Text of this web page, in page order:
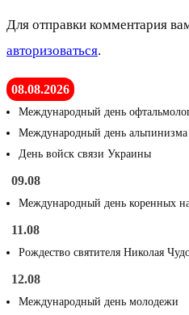
Для отправки комментария
авторизоваться.
08.08.2026
Международный день
Международный день альпинизма
День войск связи Украины
09.08
Международный день коренных
11.08
Рождество святителя Николая
12.08
Международный день молодежи